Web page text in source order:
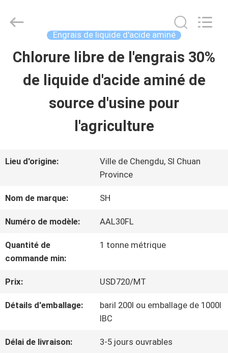
MAISON
SUJET
DE
NOUS
VISITE
D'USINE
CONTRÔLE
Sichuan
Engrais de liquide d'acide aminé
Chlorure libre de l'engrais 30%
de liquide d'acide aminé de
source d'usine pour
l'agriculture
Lieu d'origine:
Ville de Chengdu, SI Chuan
Province
Nom de marque: SH
Numéro de modèle: AAL30FL
Quantité de
commande min:
1 tonne métrique
Prix: USD720/MT
Détails d'emballage:
baril 200l ou emballage de 1000l
IBC
Délai de livraison: 3-5 jours ouvrables